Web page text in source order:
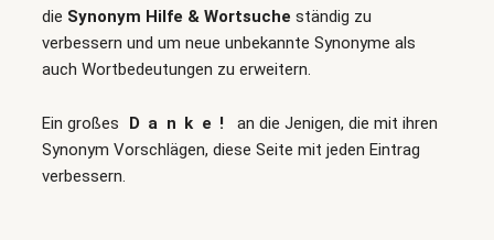
die Synonym Hilfe & Wortsuche ständig zu
verbessern und um neue unbekannte Synonyme als
auch Wortbedeutungen zu erweitern.
Ein großes Danke!
an die Jenigen, die mit ihren
Synonym Vorschlägen, diese Seite mit jeden Eintrag
verbessern.